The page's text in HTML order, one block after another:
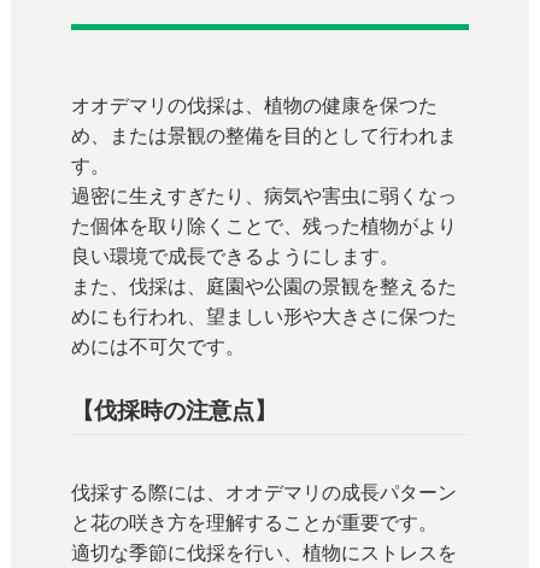
オオデマリの伐採は、植物の健康を保つた
め、または景観の整備を目的として行われま
す。
過密に生えすぎたり、病気や害虫に弱くなっ
た個体を取り除くことで、残った植物がより
良い環境で成長できるようにします。
また、伐採は、庭園や公園の景観を整えるた
めにも行われ、望ましい形や大きさに保つた
めには不可欠です。
【伐採時の注意点】
伐採する際には、オオデマリの成長パターン
と花の咲き方を理解することが重要です。
適切な季節に伐採を行い、植物にストレスを